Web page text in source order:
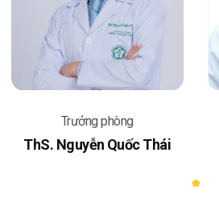
Trưởng phòng
ThS. Nguyễn Quốc Thái